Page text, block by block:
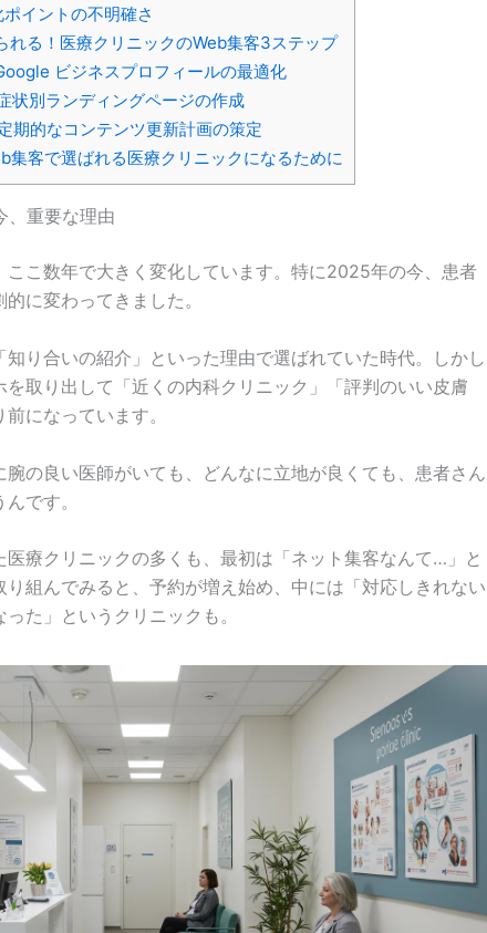
イントの不明確さ
れる！医療クリニックのWeb集客3ステップ
ビジネスプロフィールの最適化
状別ランディングページの作成
期的なコンテンツ更新計画の策定
集客で選ばれる医療クリニックになるために
、重要な理由
ここ数年で大きく変化しています。特に2025年の今、患者
に変わってきました。
り合いの紹介」といった理由で選ばれていた時代。しかし
取り出して「近くの内科クリニック」「評判のいい皮膚
になっています。
の良い医師がいても、どんなに立地が良くても、患者さん
です。
療クリニックの多くも、最初は「ネット集客なんて…」と
組んでみると、予約が増え始め、中には「対応しきれない
た」というクリニックも。